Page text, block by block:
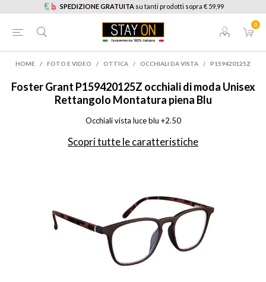
SPEDIZIONE GRATUITA su tanti prodotti sopra € 59,99
0
HOME / FOTO E VIDEO / OTTICA / OCCHIALI DA VISTA / P159420125Z
Foster Grant P159420125Z occhiali di moda Unisex
Rettangolo Montatura piena Blu
Occhiali vista luce blu +2.50
Scopri tutte le caratteristiche